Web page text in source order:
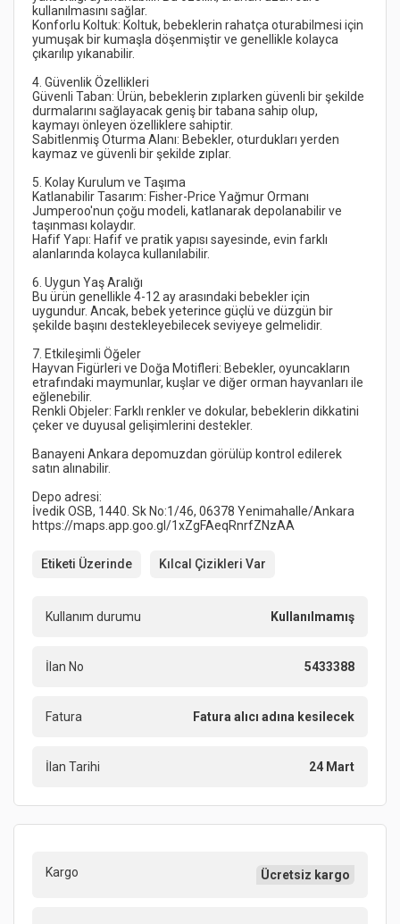
Konforlu Koltuk: Koltuk, bebeklerin rahatça oturabilmesi için
yumuşak bir kumaşla döşenmiştir ve genellikle kolayca
Güvenli Taban: Ürün, bebeklerin zıplarken güvenli bir şekilde
durmalarını sağlayacak geniş bir tabana sahip olup,
Sabitlenmiş Oturma Alanı: Bebekler, oturdukları yerden
Katlanabilir Tasarım: Fisher-Price Yağmur Ormanı
Jumperoo'nun çoğu modeli, katlanarak depolanabilir ve
Hafif Yapı: Hafif ve pratik yapısı sayesinde, evin farklı
Bu ürün genellikle 4-12 ay arasındaki bebekler için
uygundur. Ancak, bebek yeterince güçlü ve düzgün bir
Hayvan Figürleri ve Doğa Motifleri: Bebekler, oyuncakların
etrafındaki maymunlar, kuşlar ve diğer orman hayvanları ile
Renkli Objeler: Farklı renkler ve dokular, bebeklerin dikkatini
Banayeni Ankara depomuzdan görülüp kontrol edilerek
Etiketi Üzerinde Kılcal Çizikleri Var
Kullanım durumu Kullanılmamış
İlan No 5433388
Fatura Fatura alıcı adına kesilecek
İlan Tarihi 24 Mart
Kargo Ücretsiz kargo